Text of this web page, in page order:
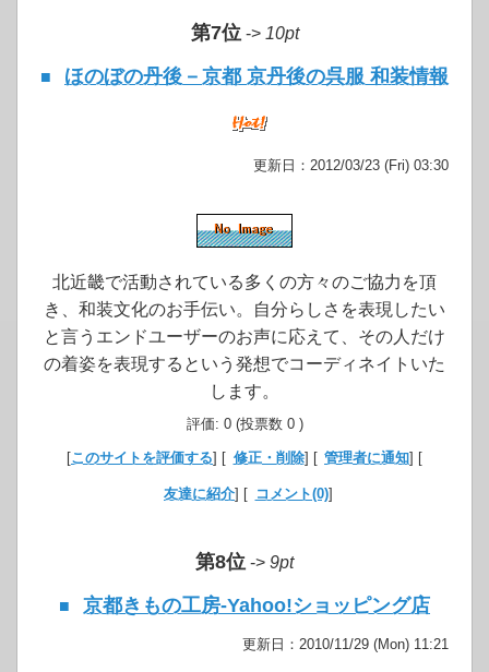
第7位-> 10pt
■ ほのぼの丹後－京都 京丹後の呉服 和装情報
更新日：2012/03/23 (Fri) 03:30
北近畿で活動されている多くの方々のご協力を頂
き、和装文化のお手伝い。自分らしさを表現したい
と言うエンドユーザーのお声に応えて、その人だけ
の着姿を表現するという発想でコーディネイトいた
します。
評価: 0 (投票数 0 )
[このサイトを評価する] [ 修正・削除] [ 管理者に通知] [
友達に紹介] [ コメント(0)]
第8位 -> 9pt
■ 京都きもの工房-Yahoo!ショッピング店
更新日：2010/11/29 (Mon) 11:21